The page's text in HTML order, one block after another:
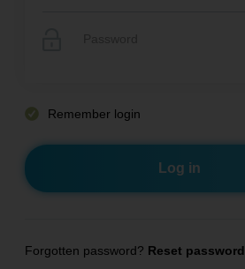
Remember login
Forgotten password? Reset password